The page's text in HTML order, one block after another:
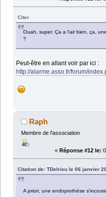
Citer
Ouah, super. Ça a l'air bien, ça,
?
Peut-être en allant voir par ici :
http://alarme.asso.fr/forum/
Raph
Membre de l'association
« Réponse #12 le:
Citation de: TDelrieu le 06 janvier
A priori, une endoprothèse